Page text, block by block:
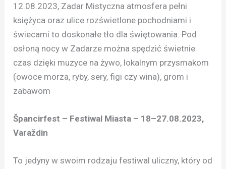
12.08.2023, Zadar Mistyczna atmosfera pełni
księżyca oraz ulice rozświetlone pochodniami i
świecami to doskonałe tło dla świętowania. Pod
osłoną nocy w Zadarze można spędzić świetnie
czas dzięki muzyce na żywo, lokalnym przysmakom
(owoce morza, ryby, sery, figi czy wina), grom i
zabawom
Špancirfest – Festiwal Miasta – 18–27.08.2023,
Varaždin
To jedyny w swoim rodzaju festiwal uliczny, który od